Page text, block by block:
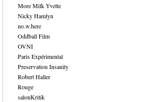
More Milk Yvette
Nicky Hamlyn
no.w.here
Oddball Film
OVNI
Paris Expérimental
Preservation Insanity
Robert Haller
Rouge
salonKritik